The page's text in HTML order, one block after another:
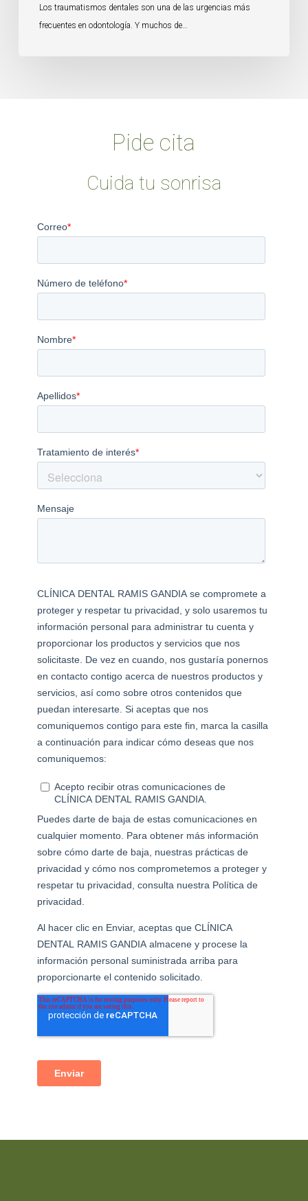
Los traumatismos dentales son una de las urgencias más
frecuentes en odontología. Y muchos de…
Pide cita
Cuida tu sonrisa